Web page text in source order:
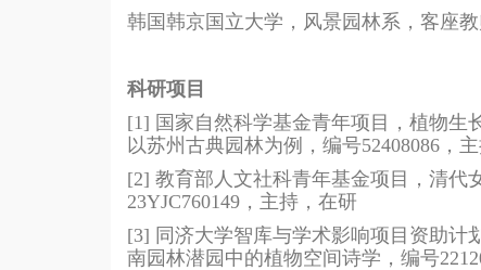
韩国韩京国立大学，风景园林系，客座教
科研项目
[1] 国家自然科学基金青年项目，植物
以苏州古典园林为例，编号52408086 ，
[2] 教育部人文社科青年基金项目，清代
23YJC760149 ，主持，在研
[3] 同济大学智库与学术影响项目资助
南园林潜园中的植物空间诗学，编号